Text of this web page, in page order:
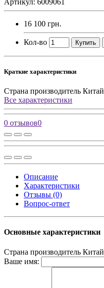
16 100 грн.
Кол-во Купить
Краткие характеристики
Страна производитель Китай
Все характеристики
0 отзывов0
Описание
Характеристики
Отзывы (0)
Вопрос-ответ
Основные характеристики
Страна производитель Китай
Ваше имя: